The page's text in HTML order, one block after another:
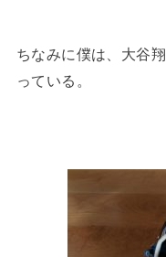
ちなみに僕は、大谷
っている。